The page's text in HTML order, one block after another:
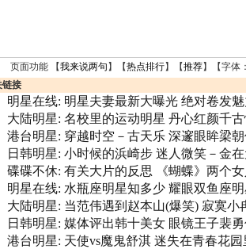
页面功能 【我来说两句 】【热点排行】【推荐】【字体
链接
明星在线: 明星夫妻最新大曝光 绝对卷发
大陆明星: 名校里的运动明星 丹心红颜千
港台明星: 穿越时空－古天乐 深邃眼眸梁
日韩明星: 小时候的浜崎步 迷人微笑－金
碟碟不休: 有关大片的反思
《蝴蝶》两个
明星在线: 水瓶座明星知多少 耀眼双鱼座
大陆明星: 当范伟遇到赵本山(爆笑) 寂寞小
日韩明星: 媒体评出韩十美女 眼镜王子裴
港台明星: 天使vs魔鬼舒淇 迷失在青春花园